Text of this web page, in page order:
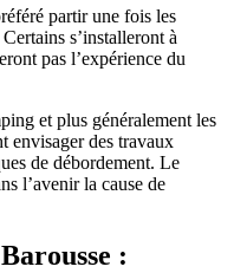
partir une fois les
s’installeront à
pas l’expérience du
et plus généralement les
envisager des travaux
de débordement. Le
l’avenir la cause de
: